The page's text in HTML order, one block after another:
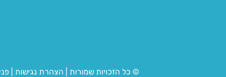
© כל הזכויות שמורות הצהרת נגישות